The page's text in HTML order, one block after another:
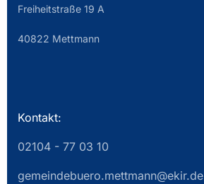
Freiheitstraße 19 A
40822 Mettmann
Kontakt:
02104 - 77 03 10
gemeindebuero.mettmann@ekir.de